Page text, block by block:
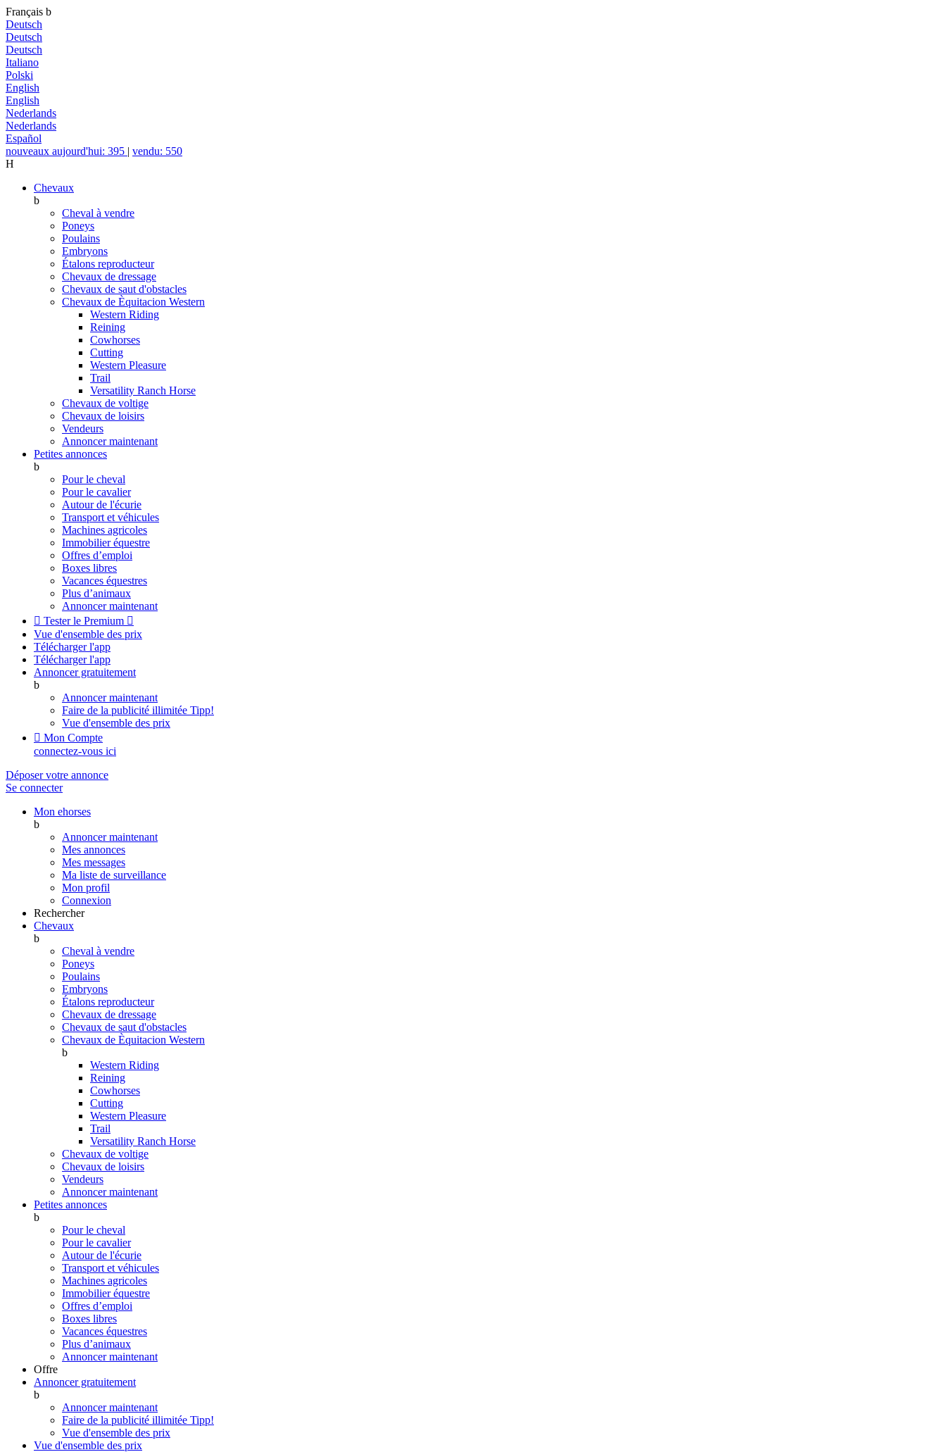
Français b
Deutsch
Deutsch
Deutsch
Italiano
Polski
English
English
Nederlands
Nederlands
Español
nouveaux aujourd'hui: 395 | vendu: 550
H
Chevaux
b
Cheval à vendre
Poneys
Poulains
Embryons
Étalons reproducteur
Chevaux de dressage
Chevaux de saut d'obstacles
Chevaux de Èquitacion Western
Western Riding
Reining
Cowhorses
Cutting
Western Pleasure
Trail
Versatility Ranch Horse
Chevaux de voltige
Chevaux de loisirs
Vendeurs
Annoncer maintenant
Petites annonces
b
Pour le cheval
Pour le cavalier
Autour de l'écurie
Transport et véhicules
Machines agricoles
Immobilier équestre
Offres d’emploi
Boxes libres
Vacances équestres
Plus d’animaux
Annoncer maintenant
 Tester le Premium 
Vue d'ensemble des prix
Télécharger l'app
Télécharger l'app
Annoncer gratuitement
b
Annoncer maintenant
Faire de la publicité illimitée Tipp!
Vue d'ensemble des prix
 Mon Compte
connectez-vous ici
Déposer votre annonce
Se connecter
Mon ehorses
b
Annoncer maintenant
Mes annonces
Mes messages
Ma liste de surveillance
Mon profil
Connexion
Rechercher
Chevaux
b
Cheval à vendre
Poneys
Poulains
Embryons
Étalons reproducteur
Chevaux de dressage
Chevaux de saut d'obstacles
Chevaux de Èquitacion Western
b
Western Riding
Reining
Cowhorses
Cutting
Western Pleasure
Trail
Versatility Ranch Horse
Chevaux de voltige
Chevaux de loisirs
Vendeurs
Annoncer maintenant
Petites annonces
b
Pour le cheval
Pour le cavalier
Autour de l'écurie
Transport et véhicules
Machines agricoles
Immobilier équestre
Offres d’emploi
Boxes libres
Vacances équestres
Plus d’animaux
Annoncer maintenant
Offre
Annoncer gratuitement
b
Annoncer maintenant
Faire de la publicité illimitée Tipp!
Vue d'ensemble des prix
Vue d'ensemble des prix